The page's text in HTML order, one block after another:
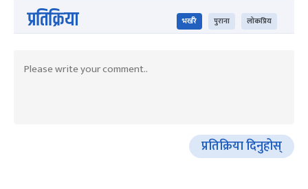
प्रतिक्रिया भर्खरै पुराना लोकप्रिय
प्रतिक्रिया दिनुहोस्